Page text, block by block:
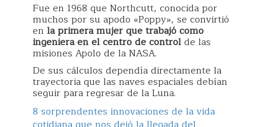
Fue en 1968 que Northcutt, conocida por
muchos por su apodo «Poppy», se convirtió
en la primera mujer que trabajó como
ingeniera en el centro de controlde las
misiones Apolo de la NASA.
De sus cálculos dependía directamente la
trayectoria que las naves espaciales debían
seguir para regresar de la Luna.
8 sorprendentes innovaciones de la vida